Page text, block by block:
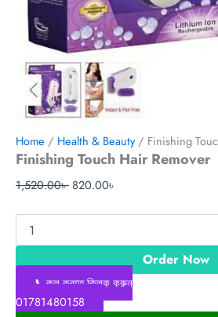
Home / Health & Beauty/ Finishing
Finishing Touch Hair Remover
1,520.00৳820.00৳
Order Now
📞কল করতে ক্লিক করুন
01781480158